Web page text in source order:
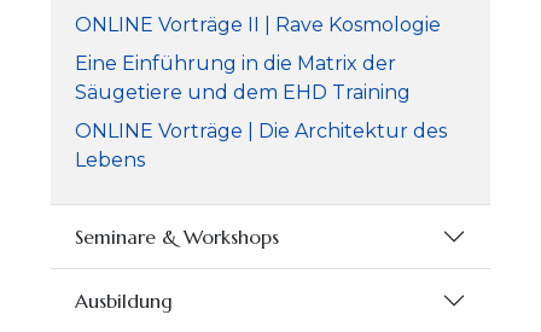
ONLINE Vorträge II | Rave Kosmologie
Eine Einführung in die Matrix der
Säugetiere und dem EHD Training
ONLINE Vorträge | Die Architektur des
Lebens
Seminare & Workshops
Ausbildung